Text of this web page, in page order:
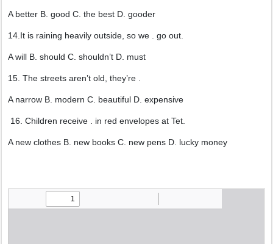
A better B. good C. the best D. gooder
14.It is raining heavily outside, so we . go out.
A will B. should C. shouldn’t D. must
15. The streets aren’t old, they’re .
A narrow B. modern C. beautiful D. expensive
16. Children receive . in red envelopes at Tet.
A new clothes B. new books C. new pens D. lucky money